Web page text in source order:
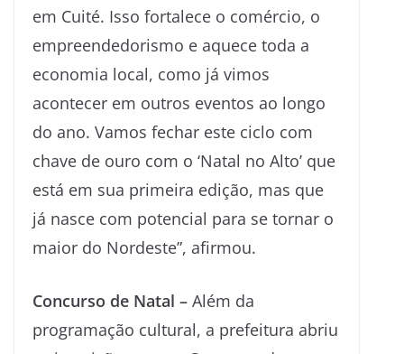
em Cuité. Isso fortalece o comércio, o
empreendedorismo e aquece toda a
economia local, como já vimos
acontecer em outros eventos ao longo
do ano. Vamos fechar este ciclo com
chave de ouro com o ‘Natal no Alto’ que
está em sua primeira edição, mas que
já nasce com potencial para se tornar o
maior do Nordeste”, afirmou.
Concurso de Natal – Além da
programação cultural, a prefeitura abriu